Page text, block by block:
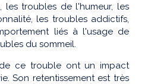
les troubles de l'humeur, les
les troubles addictifs,
liés à l'usage de
du sommeil.
ce trouble ont un impact
Son retentissement est très